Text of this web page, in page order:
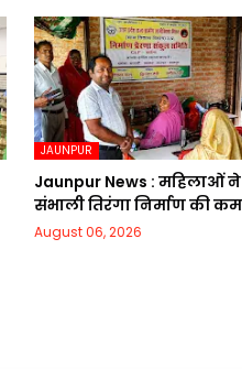
JAUNPUR
Jaunpur News : महिलाओं ने
संभाली तिरंगा निर्माण की
August 06, 2026